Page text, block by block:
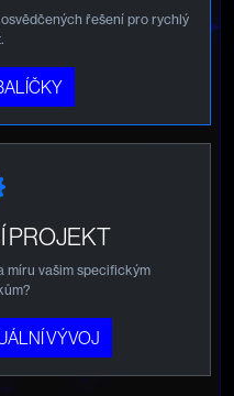
řešení pro rychlý
PROJEKT
míru vašim specifickým
VÝVOJ